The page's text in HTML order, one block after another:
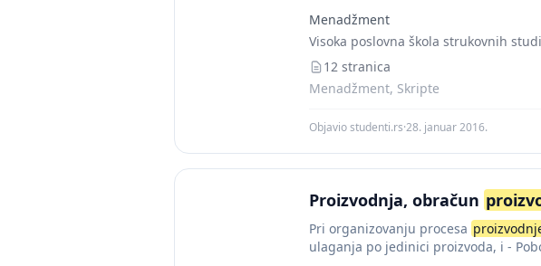
Menadžment
Visoka poslovna škola strukovnih
12 stranica
Menadžment, Skripte
Objavio studenti.rs·28. januar 2016.
Proizvodnja, obračun
Pri organizovanju procesa
ulaganja po jedinici proizvoda, i -